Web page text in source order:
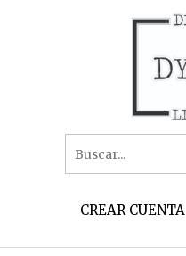
CREAR CUENTA